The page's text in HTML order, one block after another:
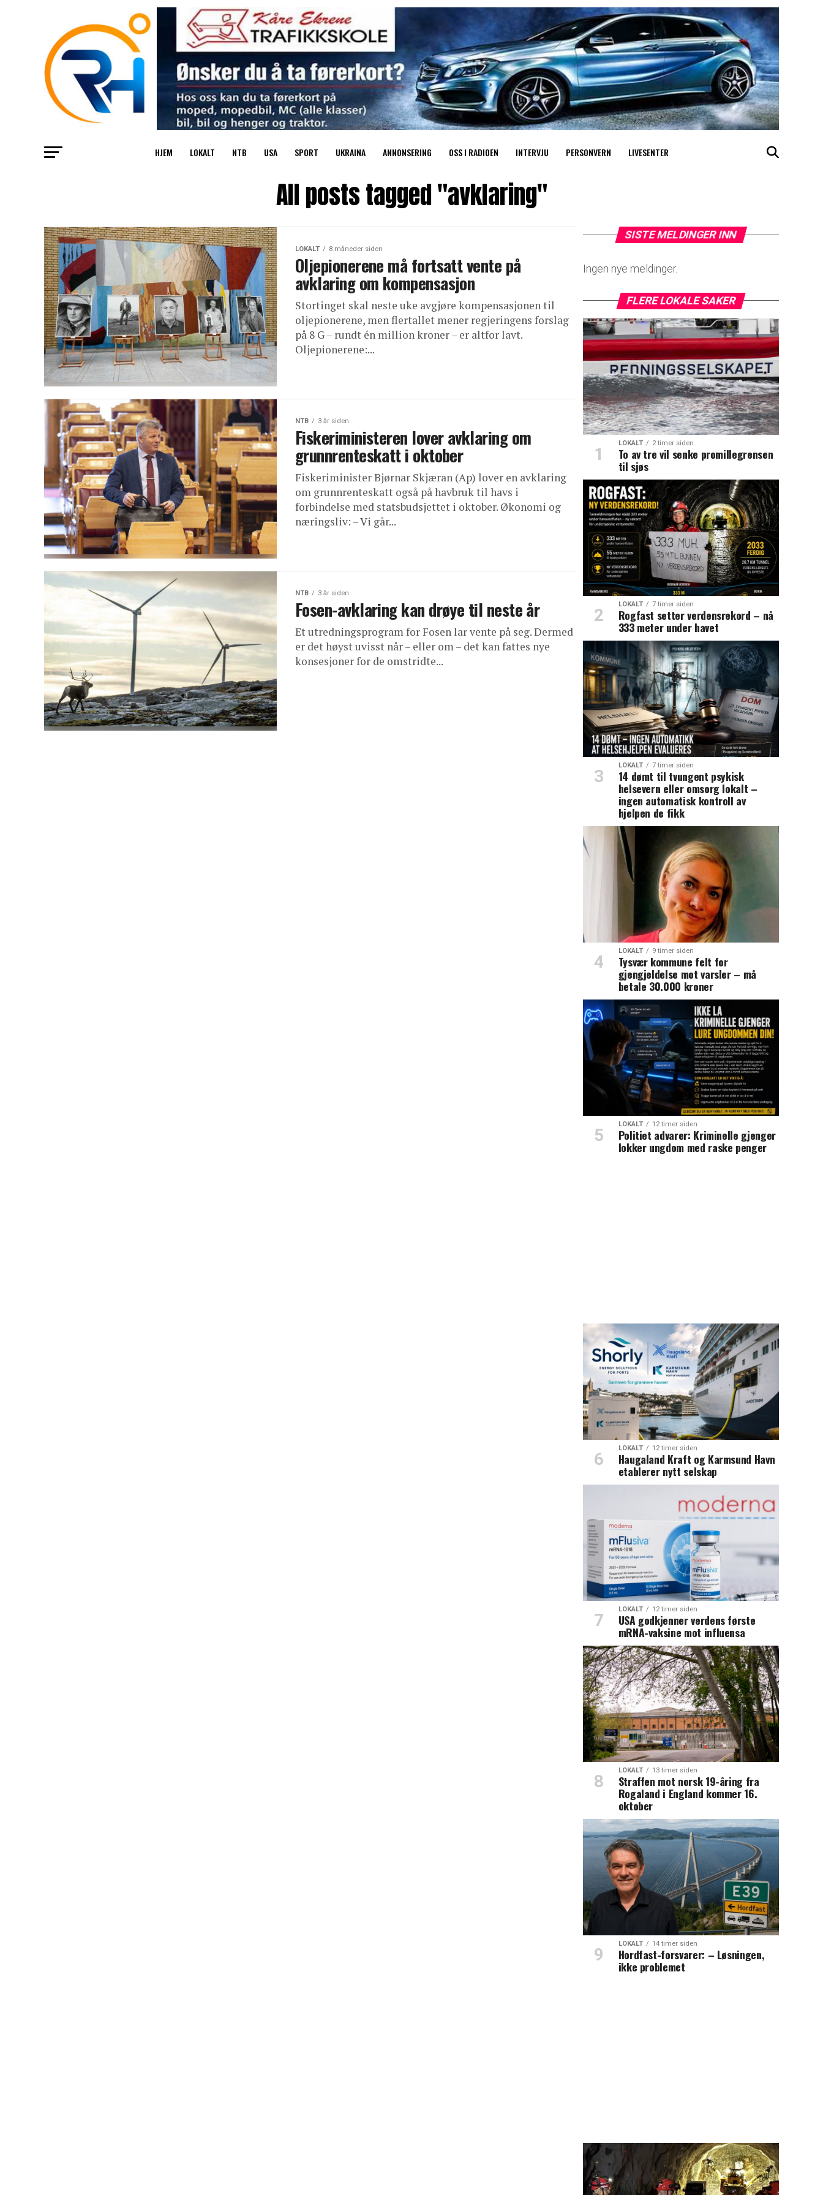
HJEM LOKALT NTB USA SPORT UKRAINA ANNONSERING OSS I RADIOEN INTERVJU PERSONVERN LIVESENTER
All posts tagged "avklaring"
LOKALT 8 måneder siden
Oljepionerene må fortsatt vente på
avklaring om kompensasjon
Stortinget skal neste uke avgjøre kompensasjonen til
oljepionerene, men flertallet mener regjeringens forslag
på 8 G – rundt én million kroner – er altfor lavt.
Oljepionerene:...
NTB 3 år siden
Fiskeriministeren lover avklaring om
grunnrenteskatt i oktober
Fiskeriminister Bjørnar Skjæran (Ap) lover en avklaring
om grunnrenteskatt også på havbruk til havs i
forbindelse med statsbudsjettet i oktober. Økonomi og
næringsliv: – Vi går...
NTB 3 år siden
Fosen-avklaring kan drøye til neste år
Et utredningsprogram for Fosen lar vente på seg. Dermed
er det høyst uvisst når – eller om – det kan fattes nye
konsesjoner for de omstridte...
SISTE MELDINGER INN
Ingen nye meldinger.
FLERE LOKALE SAKER
LOKALT 2 timer siden
To av tre vil senke promillegrensen
til sjøs
LOKALT 7 timer siden
Rogfast setter verdensrekord – nå
333 meter under havet
LOKALT 7 timer siden
14 dømt til tvungent psykisk
helsevern eller omsorg lokalt –
ingen automatisk kontroll av
hjelpen de fikk
LOKALT 9 timer siden
Tysvær kommune felt for
gjengjeldelse mot varsler – må
betale 30.000 kroner
LOKALT 12 timer siden
Politiet advarer: Kriminelle gjenger
lokker ungdom med raske penger
LOKALT 12 timer siden
Haugaland Kraft og Karmsund Havn
etablerer nytt selskap
LOKALT 12 timer siden
USA godkjenner verdens første
mRNA-vaksine mot influensa
LOKALT 13 timer siden
Straffen mot norsk 19-åring fra
Rogaland i England kommer 16.
oktober
LOKALT 14 timer siden
Hordfast-forsvarer: – Løsningen,
ikke problemet